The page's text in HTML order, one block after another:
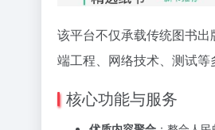
该平台不仅承载传统图书
端工程、网络技术、测试等
核心功能与服务